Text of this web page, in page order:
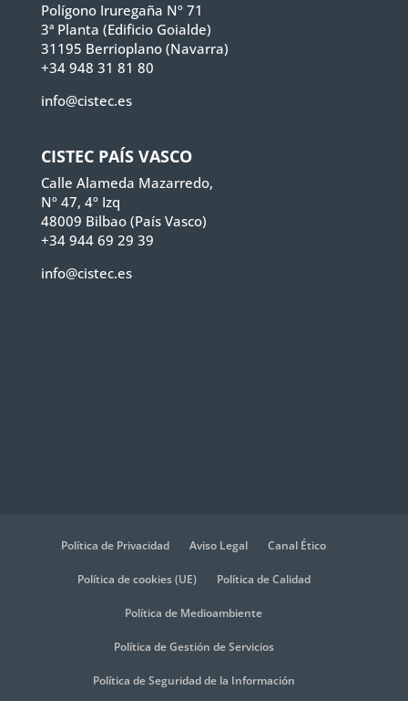
Polígono Iruregaña Nº 71
3ª Planta (Edificio Goialde)
31195 Berrioplano (Navarra)
+34 948 31 81 80
info@cistec.es
CISTEC PAÍS VASCO
Calle Alameda Mazarredo,
Nº 47, 4º Izq
48009 Bilbao (País Vasco)
+34 944 69 29 39
info@cistec.es
Política de Privacidad Aviso Legal Canal Ético
Política de cookies (UE) Política de Calidad
Política de Medioambiente
Política de Gestión de Servicios
Política de Seguridad de la Información